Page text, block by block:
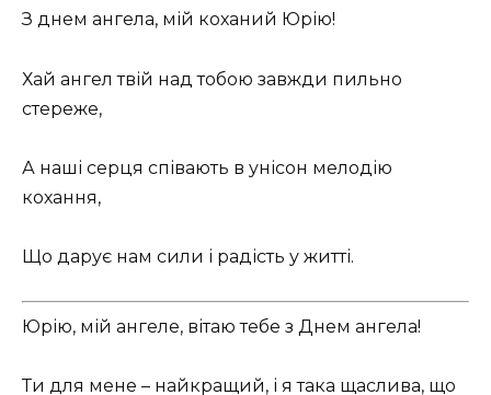
З днем ангела, мій коханий Юрію!
Хай ангел твій над тобою завжди пильно
стереже,
А наші серця співають в унісон мелодію
кохання,
Що дарує нам сили і радість у житті.
Юрію, мій ангеле, вітаю тебе з Днем ангела!
Ти для мене – найкращий, і я така щаслива, що